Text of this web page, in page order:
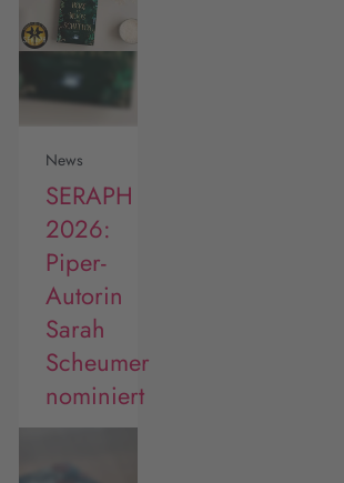
News
SERAPH
2026:
Piper-
Autorin
Sarah
Scheumer
nominiert